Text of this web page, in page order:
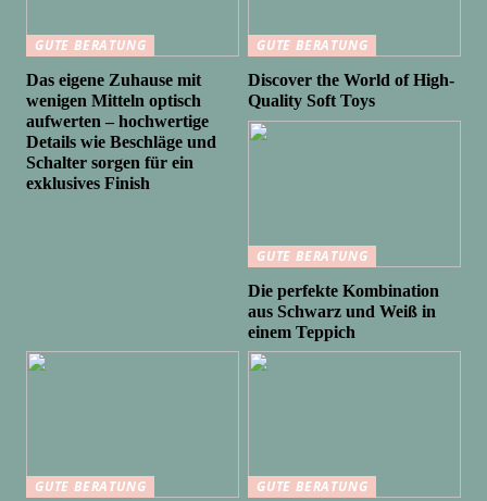
GUTE BERATUNG
Das eigene Zuhause mit
wenigen Mitteln optisch
aufwerten – hochwertige
Details wie Beschläge und
Schalter sorgen für ein
exklusives Finish
GUTE BERATUNG
Discover the World of High-
Quality Soft Toys
GUTE BERATUNG
Die perfekte Kombination
aus Schwarz und Weiß in
einem Teppich
GUTE BERATUNG
GUTE BERATUNG